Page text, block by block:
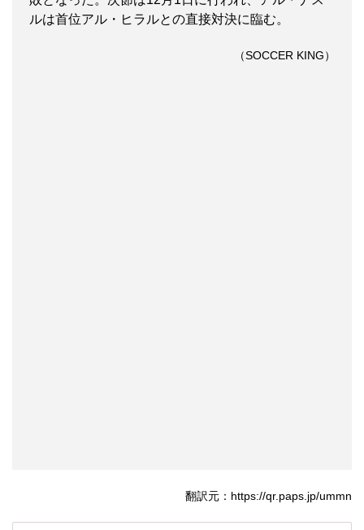
ルは首位アル・ヒラルとの直接対決に臨む。
（SOCCER KING）
翻訳元：https://qr.paps.jp/ummn